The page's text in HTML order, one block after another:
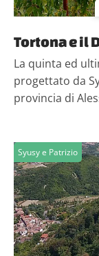
Tortona e il
La quinta ed
progettato da
provincia di
Syusy e Patrizio